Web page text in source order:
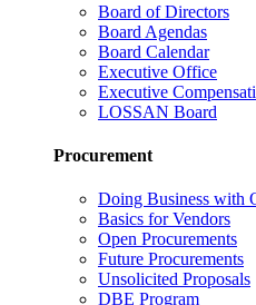
Board of Directors
Board Agendas
Board Calendar
Executive Office
Executive
LOSSAN Board
Procurement
Doing Business with
Basics for Vendors
Open Procurements
Future Procurements
Unsolicited Proposals
DBE Program